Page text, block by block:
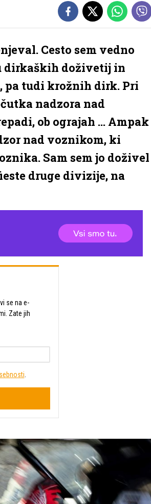
Cesto sem vedno
dirkaških doživetij in
pa tudi krožnih dirk. Pri
nadzora nad
ob ograjah … Ampak
nad voznikom, ki
Sam sem jo doživel
druge divizije, na
se na e-
Zate jih